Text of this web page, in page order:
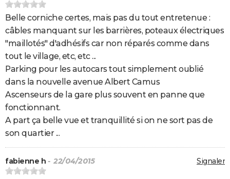
Belle corniche certes, mais pas du tout entretenue :
câbles manquant sur les barrières, poteaux électriques
"maillotés" d'adhésifs car non réparés comme dans
tout le village, etc, etc ...
Parking pour les autocars tout simplement oublié
dans la nouvelle avenue Albert Camus
Ascenseurs de la gare plus souvent en panne que
fonctionnant.
A part ça belle vue et tranquillité si on ne sort pas de
son quartier ...
Signaler
fabienne h - 22/04/2015